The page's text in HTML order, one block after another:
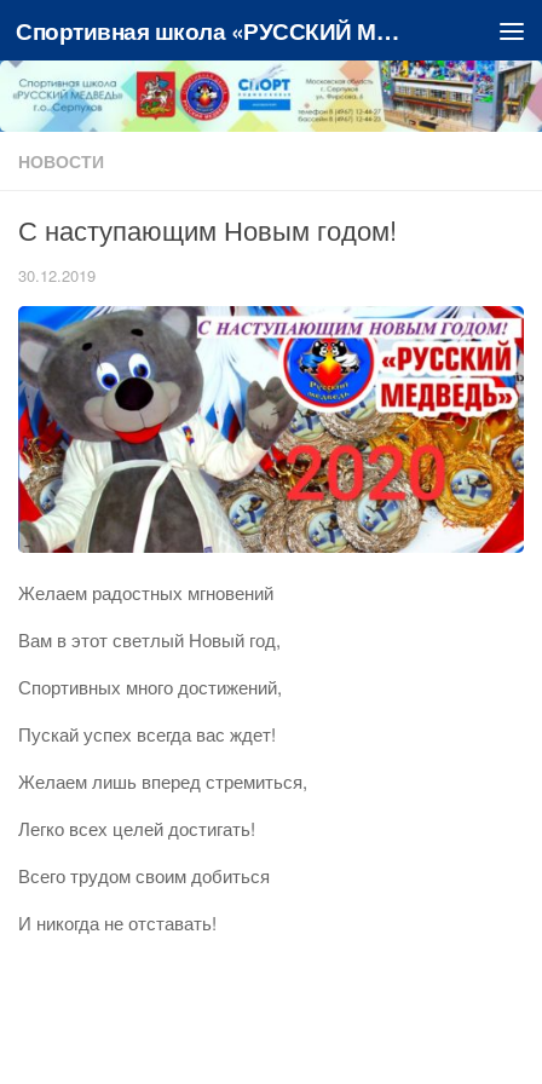
Перейти к содержимому Спортивная школа «РУССКИЙ МЕДВЕДЬ»
НОВОСТИ
С наступающим Новым годом!
30.12.2019
Желаем радостных мгновений
Вам в этот светлый Новый год,
Спортивных много достижений,
Пускай успех всегда вас ждет!
Желаем лишь вперед стремиться,
Легко всех целей достигать!
Всего трудом своим добиться
И никогда не отставать!